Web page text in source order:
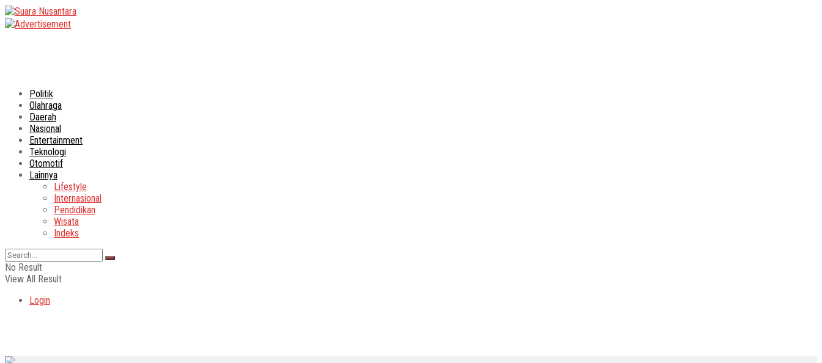
Politik
Olahraga
Daerah
Nasional
Entertainment
Teknologi
Otomotif
Lainnya
Lifestyle
Internasional
Pendidikan
Wisata
Indeks
No Result
View All Result
Login